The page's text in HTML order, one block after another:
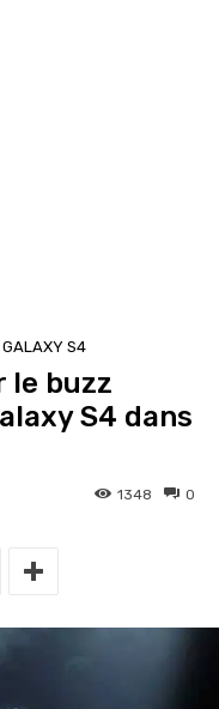
GALAXY S4
le buzz
S4 dans
0
1348